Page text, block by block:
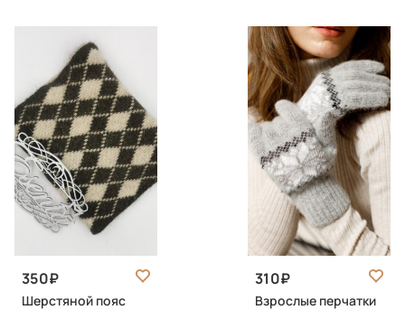
350
Шерстяной пояс
310
Взрослые перчатки